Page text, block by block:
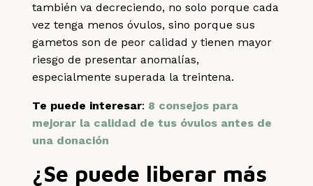
también va decreciendo, no solo porque cada
vez tenga menos óvulos, sino porque sus
gametos son de peor calidad y tienen mayor
riesgo de presentar anomalías,
especialmente superada la treintena.
Te puede interesar: 8 consejos para
mejorar la calidad de tus óvulos antes de
una donación
¿Se puede liberar más